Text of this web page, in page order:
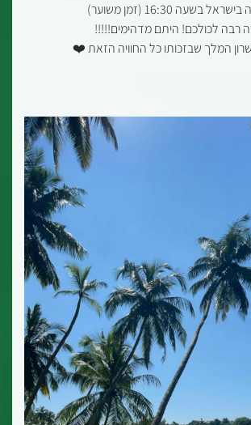
בשעה 16:30 (זמן משוער)
רבה לכולכם! היתם מדהימים!!!!!
המלך שבזכותו כל החוויה הזאת ❤️